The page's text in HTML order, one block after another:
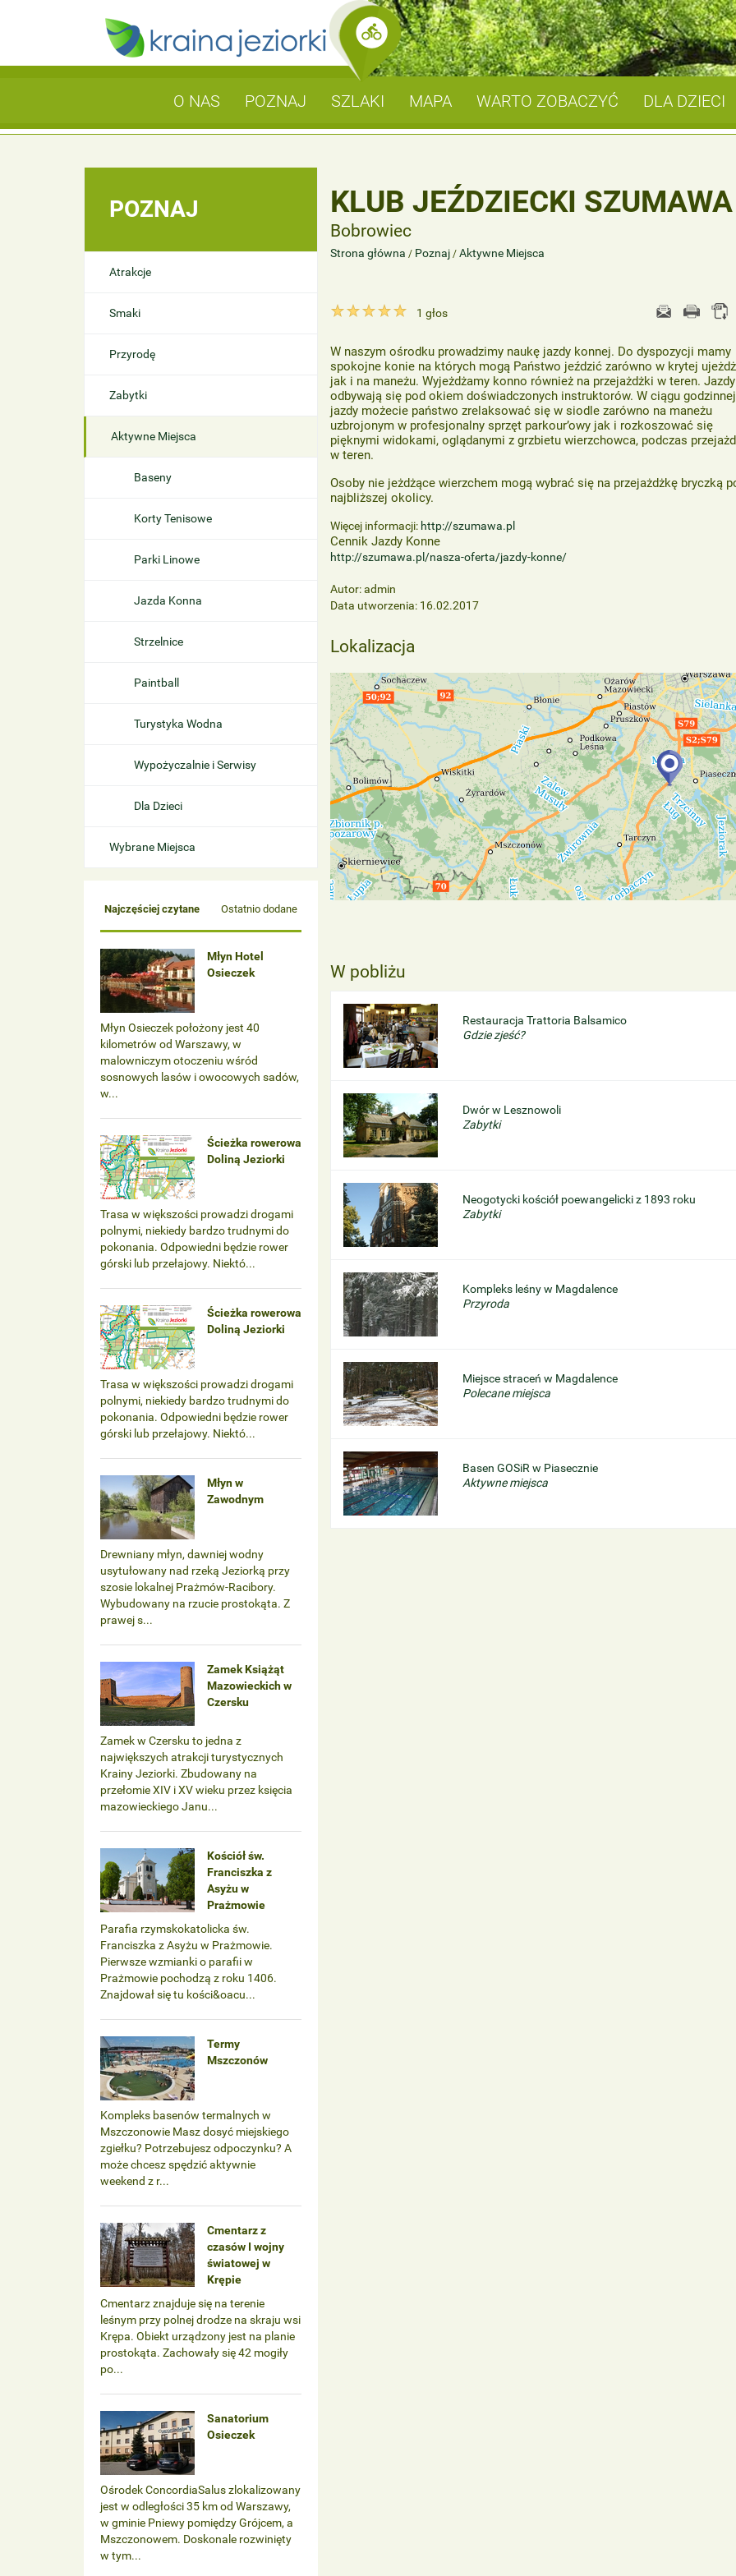
O NAS POZNAJ SZLAKI MAPA WARTO ZOBACZYĆ DLA DZIECI
POZNAJ
Atrakcje
Smaki
Przyrodę
Zabytki
Aktywne Miejsca
Baseny
Korty Tenisowe
Parki Linowe
Jazda Konna
Strzelnice
Paintball
Turystyka Wodna
Wypożyczalnie i Serwisy
Dla Dzieci
Wybrane Miejsca
Najczęściej czytane Ostatnio dodane
Młyn Hotel
Osieczek
Młyn Osieczek położony jest 40
kilometrów od Warszawy, w
malowniczym otoczeniu wśród
sosnowych lasów i owocowych sadów,
w...
Ścieżka rowerowa
Doliną Jeziorki
Trasa w większości prowadzi drogami
polnymi, niekiedy bardzo trudnymi do
pokonania. Odpowiedni będzie rower
górski lub przełajowy. Niektó...
Ścieżka rowerowa
Doliną Jeziorki
Trasa w większości prowadzi drogami
polnymi, niekiedy bardzo trudnymi do
pokonania. Odpowiedni będzie rower
górski lub przełajowy. Niektó...
Młyn w
Zawodnym
Drewniany młyn, dawniej wodny
usytułowany nad rzeką Jeziorką przy
szosie lokalnej Prażmów-Racibory.
Wybudowany na rzucie prostokąta. Z
prawej s...
Zamek Książąt
Mazowieckich w
Czersku
Zamek w Czersku to jedna z
największych atrakcji turystycznych
Krainy Jeziorki. Zbudowany na
przełomie XIV i XV wieku przez księcia
mazowieckiego Janu...
Kościół św.
Franciszka z
Asyżu w
Prażmowie
Parafia rzymskokatolicka św.
Franciszka z Asyżu w Prażmowie.
Pierwsze wzmianki o parafii w
Prażmowie pochodzą z roku 1406.
Znajdował się tu kości&oacu...
Termy
Mszczonów
Kompleks basenów termalnych w
Mszczonowie Masz dosyć miejskiego
zgiełku? Potrzebujesz odpoczynku? A
może chcesz spędzić aktywnie
weekend z r...
Cmentarz z
czasów I wojny
światowej w
Krępie
Cmentarz znajduje się na terenie
leśnym przy polnej drodze na skraju wsi
Krępa. Obiekt urządzony jest na planie
prostokąta. Zachowały się 42 mogiły
po...
Sanatorium
Osieczek
Ośrodek ConcordiaSalus zlokalizowany
jest w odległości 35 km od Warszawy,
w gminie Pniewy pomiędzy Grójcem, a
Mszczonowem. Doskonale rozwinięty
w tym...
KLUB JEŹDZIECKI SZUMAWA
Bobrowiec
Strona główna / Poznaj / Aktywne Miejsca
1 głos
W naszym ośrodku prowadzimy naukę jazdy konnej. Do dyspozycji mamy
spokojne konie na których mogą Państwo jeździć zarówno w krytej
jak i na maneżu. Wyjeżdżamy konno również na przejażdżki w teren. Jazdy
odbywają się pod okiem doświadczonych instruktorów. W ciągu godzinnej
jazdy możecie państwo zrelaksować się w siodle zarówno na maneżu
uzbrojonym w profesjonalny sprzęt parkour’owy jak i rozkoszować się
pięknymi widokami, oglądanymi z grzbietu wierzchowca, podczas
w teren.
Osoby nie jeżdżące wierzchem mogą wybrać się na przejażdżkę bryczką
najbliższej okolicy.
Więcej informacji: http://szumawa.pl
Cennik Jazdy Konne
http://szumawa.pl/nasza-oferta/jazdy-konne/
Autor: admin
Data utworzenia: 16.02.2017
Lokalizacja
W pobliżu
Restauracja Trattoria Balsamico
Gdzie zjeść?
Dwór w Lesznowoli
Zabytki
Neogotycki kościół poewangelicki z 1893 roku
Zabytki
Kompleks leśny w Magdalence
Przyroda
Miejsce straceń w Magdalence
Polecane miejsca
Basen GOSiR w Piasecznie
Aktywne miejsca